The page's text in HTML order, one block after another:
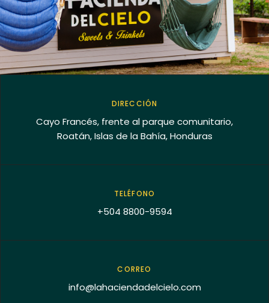
DIRECCIÓN
Cayo Francés, frente al parque comunitario,
Roatán, Islas de la Bahía, Honduras
TELÉFONO
+504 8800-9594
CORREO
info@lahaciendadelcielo.com